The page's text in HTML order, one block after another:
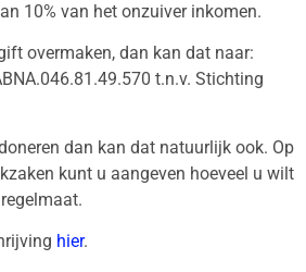
10% van het onzuiver inkomen.
overmaken, dan kan dat naar:
t.n.v. Stichting
dan kan dat natuurlijk ook. Op
kunt u aangeven hoeveel u wilt
hier.